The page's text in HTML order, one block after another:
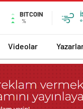
BITCOIN
%
°
Videolar